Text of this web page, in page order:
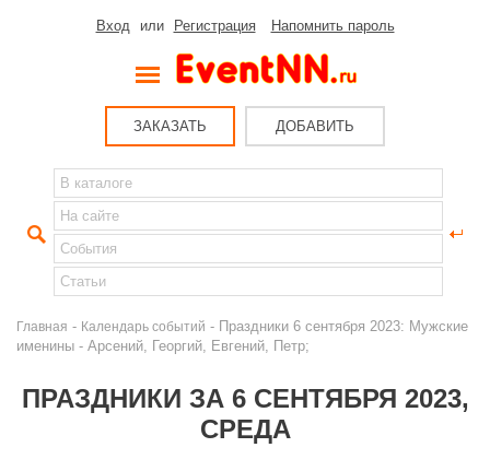
Вход или Регистрация Напомнить пароль
ЗАКАЗАТЬ ДОБАВИТЬ
Главная - Календарь событий - Праздники 6 сентября 2023: Мужские
именины - Арсений, Георгий, Евгений, Петр;
ПРАЗДНИКИ ЗА 6 СЕНТЯБРЯ 2023,
СРЕДА